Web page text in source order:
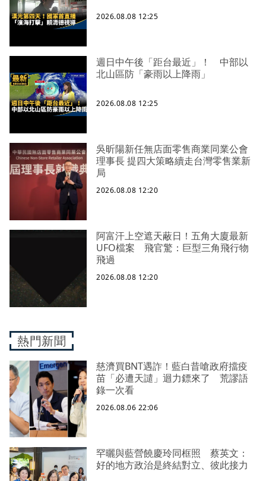
2026.08.08 12:25
週日中午後「距台最近」！ 中部以
北山區防「豪雨以上降雨」
2026.08.08 12:25
吳昕陽新任無店面零售商業同業公會
理事長 提四大策略續走台灣零售業新
局
2026.08.08 12:20
阿富汗上空遮天蔽日！五角大廈最新
UFO檔案 飛官驚：巨型三角飛行物
飛過
2026.08.08 12:20
熱門新聞
慈濟買BNT遇詐！藍白昔嗆政府擋疫
苗「必遭天譴」迴力鏢來了 荒謬語
錄一次看
2026.08.06 22:06
罕曬與藍營饒慶玲同框照 蔡英文：
好的地方政治是終結對立、彼此接力